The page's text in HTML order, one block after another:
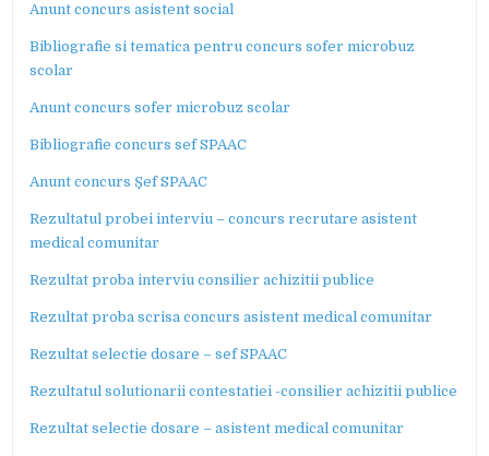
Anunt concurs asistent social
Bibliografie si tematica pentru concurs sofer microbuz
scolar
Anunt concurs sofer microbuz scolar
Bibliografie concurs sef SPAAC
Anunt concurs Șef SPAAC
Rezultatul probei interviu – concurs recrutare asistent
medical comunitar
Rezultat proba interviu consilier achizitii publice
Rezultat proba scrisa concurs asistent medical comunitar
Rezultat selectie dosare – sef SPAAC
Rezultatul solutionarii contestatiei -consilier achizitii publice
Rezultat selectie dosare – asistent medical comunitar